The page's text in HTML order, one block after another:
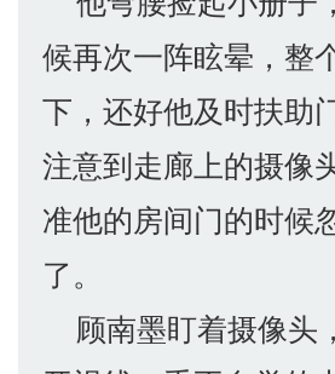
候再次一阵眩晕，整
下，还好他及时扶助
注意到走廊上的摄像
准他的房间门的时候
了。
顾南墨盯着摄像头